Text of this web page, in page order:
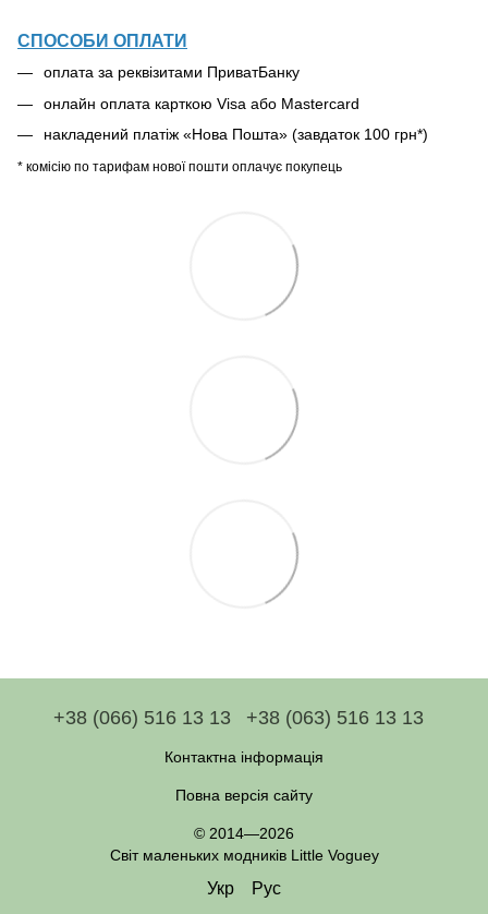
СПОСОБИ ОПЛАТИ
оплата за реквізитами ПриватБанку
онлайн оплата карткою Visa або Mastercard
накладений платіж «Нова Пошта» (завдаток 100 грн*)
* комісію по тарифам нової пошти оплачує покупець
+38 (066) 516 13 13 +38 (063) 516 13 13
Контактна інформація
Повна версія сайту
© 2014—2026
Світ маленьких модників Little Voguey
Укр Рус